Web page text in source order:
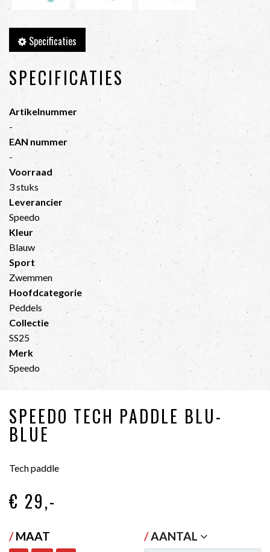
Specificaties
SPECIFICATIES
Artikelnummer
-
EAN nummer
-
Voorraad
3 stuks
Leverancier
Speedo
Kleur
Blauw
Sport
Zwemmen
Hoofdcategorie
Peddels
Collectie
SS25
Merk
Speedo
SPEEDO TECH PADDLE BLU-
BLUE
Tech paddle
€ 29,-
/MAAT /AANTAL